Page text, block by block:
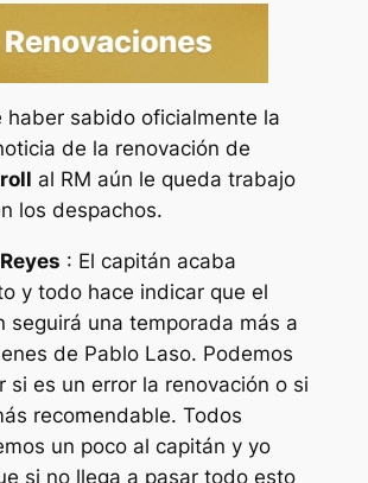
haber sabido oficialmente la
de la renovación de
al RM aún le queda trabajo
los despachos.
: El capitán acaba
y todo hace indicar que el
seguirá una temporada más a
de Pablo Laso. Podemos
si es un error la renovación o si
recomendable. Todos
un poco al capitán y yo
si no llega a pasar todo esto